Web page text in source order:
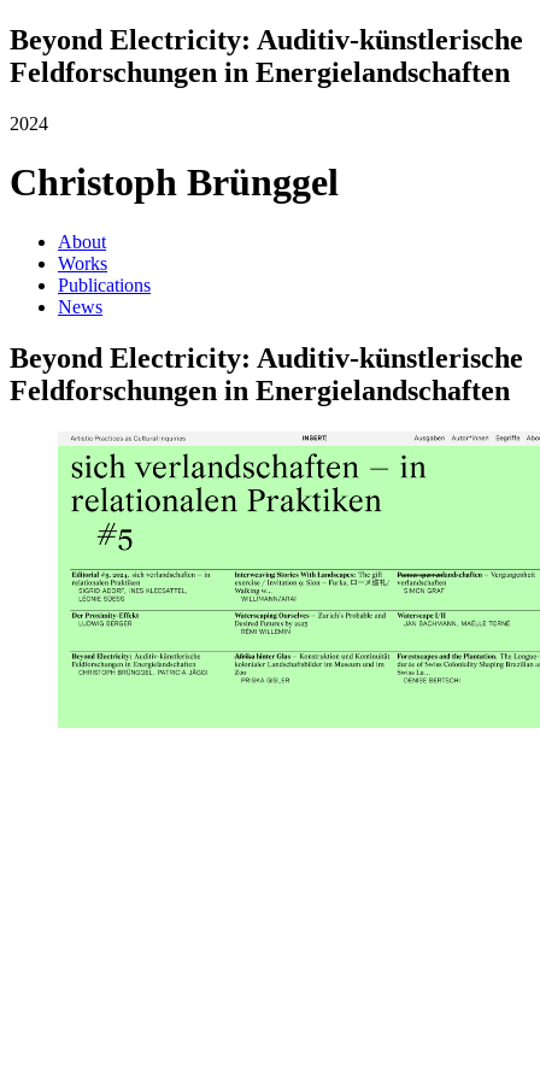
Beyond Electricity: Auditiv-künstlerische
Feldforschungen in Energielandschaften
2024
Christoph Brünggel
About
Works
Publications
News
Beyond Electricity: Auditiv-künstlerische
Feldforschungen in Energielandschaften